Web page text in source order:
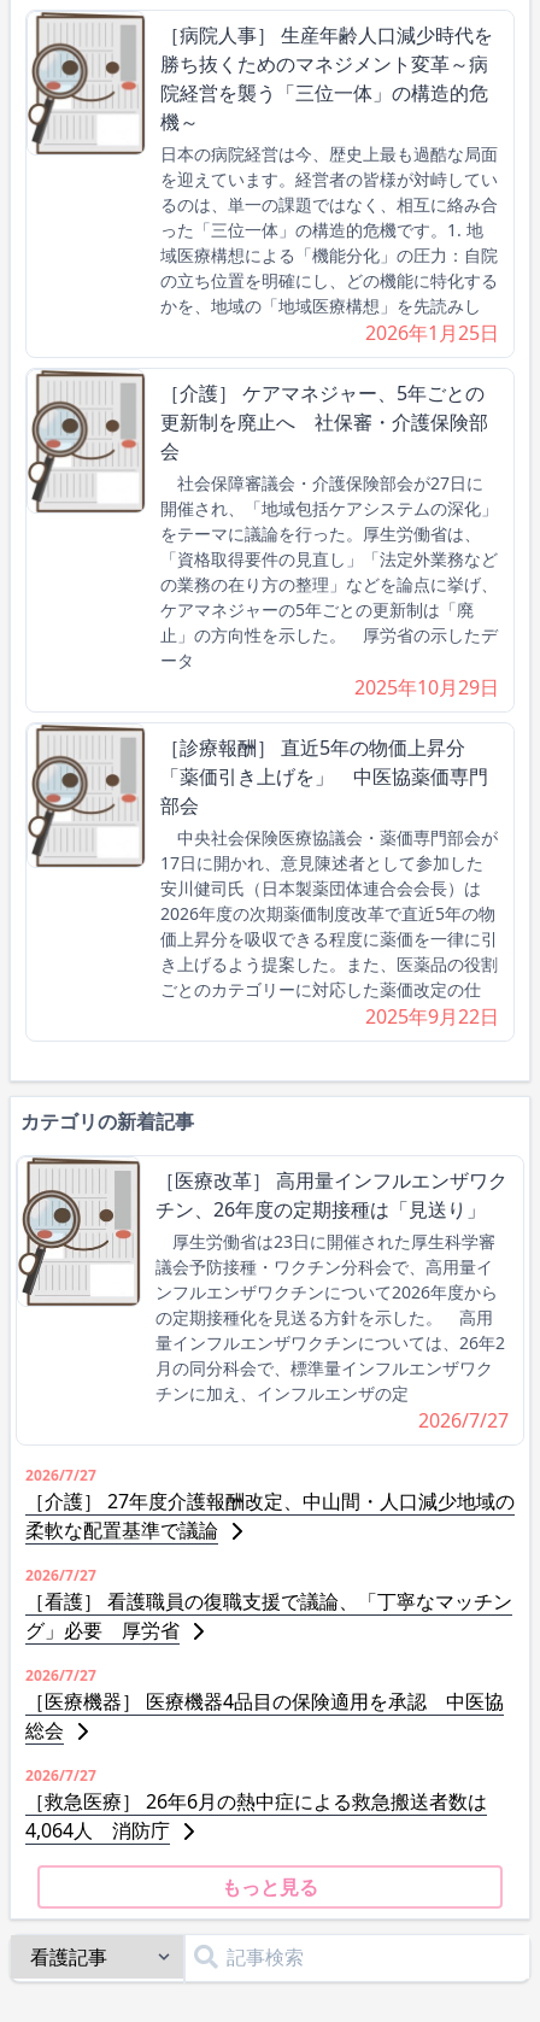
［病院人事］ 生産年齢人口減少時代を
勝ち抜くためのマネジメント変革～病
院経営を襲う「三位一体」の構造的危
機～
日本の病院経営は今、歴史上最も過酷な局面
を迎えています。経営者の皆様が対峙してい
るのは、単一の課題ではなく、相互に絡み合
った「三位一体」の構造的危機です。1. 地
域医療構想による「機能分化」の圧力：自院
の立ち位置を明確にし、どの機能に特化する
かを、地域の「地域医療構想」を先読みし
2026年1月25日
［介護］ ケアマネジャー、5年ごとの
更新制を廃止へ 社保審・介護保険部
会
社会保障審議会・介護保険部会が27日に
開催され、「地域包括ケアシステムの深化」
をテーマに議論を行った。厚生労働省は、
「資格取得要件の見直し」「法定外業務など
の業務の在り方の整理」などを論点に挙げ、
ケアマネジャーの5年ごとの更新制は「廃
止」の方向性を示した。 厚労省の示したデ
ータ
2025年10月29日
［診療報酬］ 直近5年の物価上昇分
「薬価引き上げを」 中医協薬価専門
部会
中央社会保険医療協議会・薬価専門部会が
17日に開かれ、意見陳述者として参加した
安川健司氏（日本製薬団体連合会会長）は
2026年度の次期薬価制度改革で直近5年の物
価上昇分を吸収できる程度に薬価を一律に引
き上げるよう提案した。また、医薬品の役割
ごとのカテゴリーに対応した薬価改定の仕
2025年9月22日
カテゴリの新着記事
［医療改革］ 高用量インフルエンザワク
チン、26年度の定期接種は「見送り」
厚生労働省は23日に開催された厚生科学審
議会予防接種・ワクチン分科会で、高用量イ
ンフルエンザワクチンについて2026年度から
の定期接種化を見送る方針を示した。 高用
量インフルエンザワクチンについては、26年2
月の同分科会で、標準量インフルエンザワク
チンに加え、インフルエンザの定
2026/7/27
2026/7/27
［介護］ 27年度介護報酬改定、中山間・人口減少地域の
柔軟な配置基準で議論
2026/7/27
［看護］ 看護職員の復職支援で議論、「丁寧なマッチン
グ」必要 厚労省
2026/7/27
［医療機器］ 医療機器4品目の保険適用を承認 中医協
総会
2026/7/27
［救急医療］ 26年6月の熱中症による救急搬送者数は
4,064人 消防庁
もっと見る